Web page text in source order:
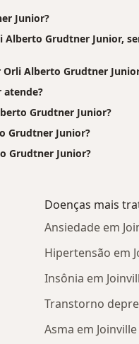
Junior?
Grudtner Junior,
Alberto Grudtner
atende?
Grudtner Junior?
Grudtner Junior?
Grudtner Junior?
Doenças mais
Ansiedade em
Hipertensão em
Insônia em
Transtorno
Asma em Joinville